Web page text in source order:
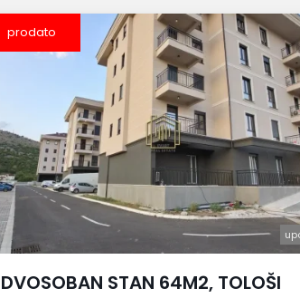
prodato
DVOSOBAN STAN 64M2, TOLOŠI